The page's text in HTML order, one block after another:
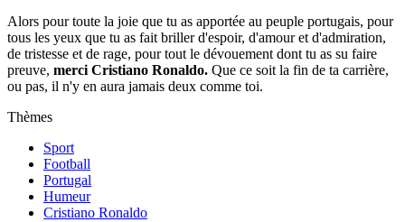
Alors pour toute la joie que tu as apportée au peuple portugais, pour
tous les yeux que tu as fait briller d'espoir, d'amour et d'admiration,
de tristesse et de rage, pour tout le dévouement dont tu as su faire
preuve, merci Cristiano Ronaldo. Que ce soit la fin de ta carrière,
ou pas, il n'y en aura jamais deux comme toi.
Thèmes
Sport
Football
Portugal
Humeur
Cristiano Ronaldo